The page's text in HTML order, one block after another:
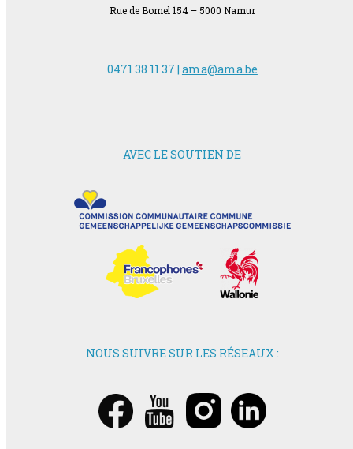
Rue de Bomel 154 – 5000 Namur
0471 38 11 37 | ama@ama.be
AVEC LE SOUTIEN DE
NOUS SUIVRE SUR LES RÉSEAUX :